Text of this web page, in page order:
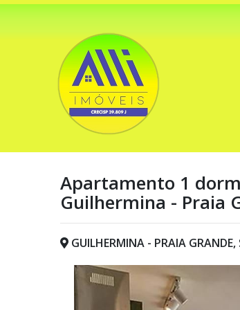
Apartamento 1
Guilhermina - Praia
GUILHERMINA - PRAIA GRANDE,